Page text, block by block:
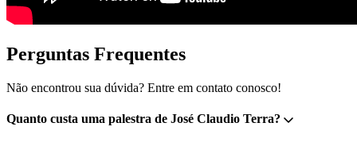
Perguntas Frequentes
Não encontrou sua dúvida? Entre em contato conosco!
Quanto custa uma palestra de José Claudio Terra?